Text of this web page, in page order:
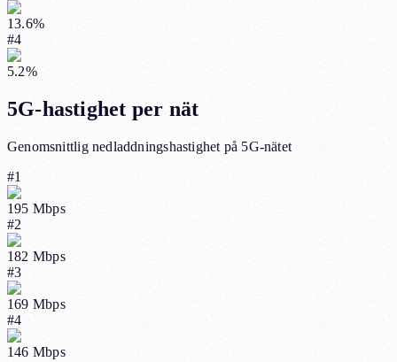
13.6%
#4
5.2%
5G-hastighet per nät
Genomsnittlig nedladdningshastighet på 5G-nätet
#1
195 Mbps
#2
182 Mbps
#3
169 Mbps
#4
146 Mbps